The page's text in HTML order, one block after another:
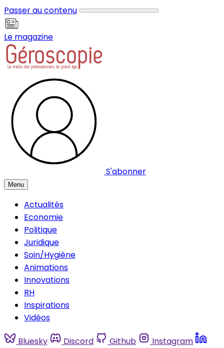
Passer au contenu
Le magazine
S'abonner
Menu
Actualités
Economie
Politique
Juridique
Soin/Hygiène
Animations
Innovations
RH
Inspirations
Vidéos
Bluesky Discord Github
Instagram
Panneau de gestion des cookies